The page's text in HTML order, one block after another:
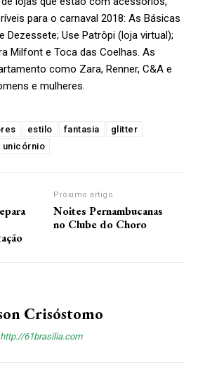
para o carnaval 2018: As Básicas
Dezessete; Use Patrôpi (loja virtual);
Milfont e Toca das Coelhas. As
como Zara, Renner, C&A e
e mulheres.
estilo fantasia
glitter
unicórnio
Próximo artigo
Noites Pernambucanas
no Clube do Choro
Crisóstomo
http://61brasilia.com